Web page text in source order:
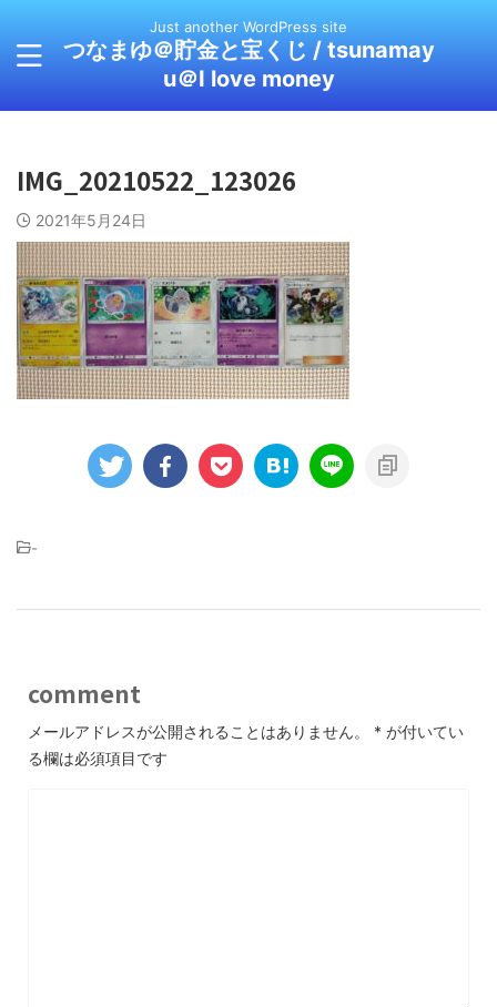
Just another WordPress site
つなまゆ＠貯金と宝くじ / tsunamay
u＠I love money
IMG_20210522_123026
2021年5月24日
-
comment
メールアドレスが公開されることはありません。 * が付いてい
る欄は必須項目です